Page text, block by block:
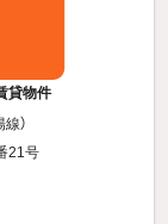
貸物件
）
21号